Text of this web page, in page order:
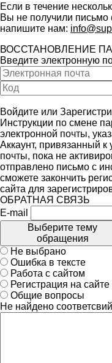
Если в течение
Вы не получили письмо
напишите нам:
ВОССТАНОВЛЕНИЕ
Введите электронную
Войдите или
Инструкции по смене
электронной почты,
Аккаунт, привязанный к
почты, пока не
отправлено письмо с
сможете закончить
сайта для
ОБРАТНАЯ СВЯЗЬ
E-mail
Выберите тему
обращения
Не выбрано
Ошибка в тексте
Работа с сайтом
Регистрация на сайте
Общие вопросы
Не найдено соответсвий